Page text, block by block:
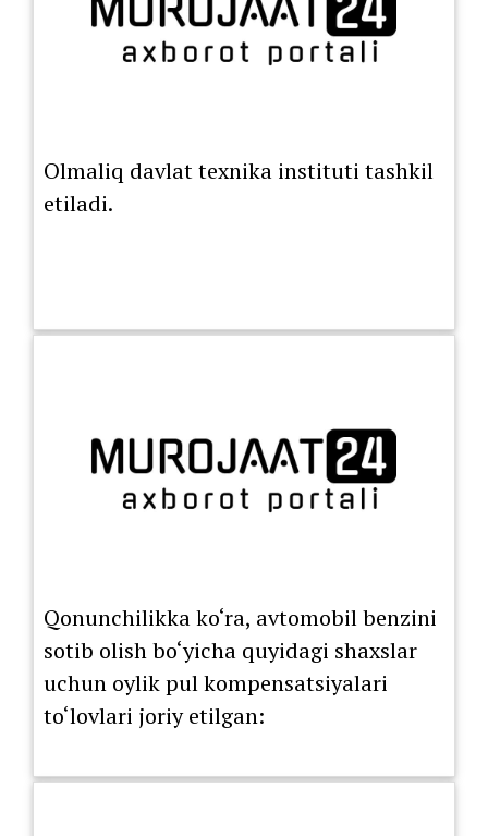
Olmaliq davlat texnika instituti tashkil
etiladi.
Qonunchilikka ko‘ra, avtomobil benzini
sotib olish bo‘yicha quyidagi shaxslar
uchun oylik pul kompensatsiyalari
to‘lovlari joriy etilgan: